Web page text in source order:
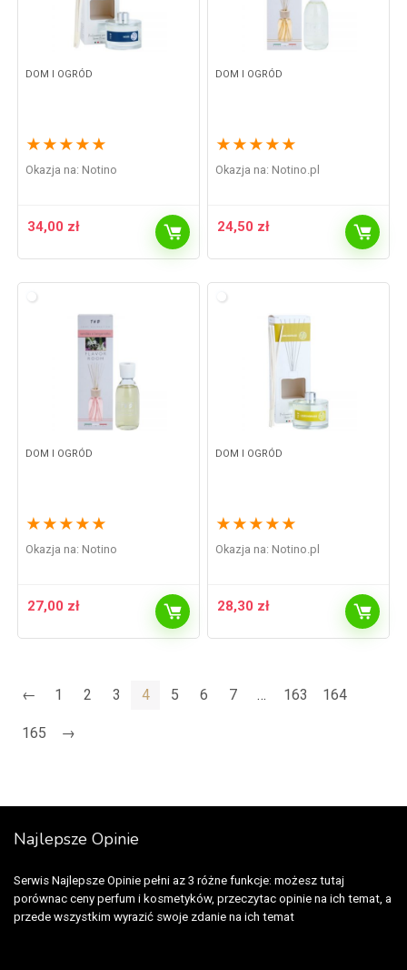
DOM I OGRÓD
★ ★ ★ ★ ★
Okazja na: Notino
34,00 zł
DOM I OGRÓD
★ ★ ★ ★ ★
Okazja na: notino.pl
24,50 zł
DOM I OGRÓD
★ ★ ★ ★ ★
Okazja na: Notino
27,00 zł
DOM I OGRÓD
★ ★ ★ ★ ★
Okazja na: notino.pl
28,30 zł
← 1 2 3 4 5 6 7 … 163 164
165 →
Najlepsze Opinie
Serwis Najlepsze Opinie pełni az 3 różne funkcje: możesz tutaj
porównac ceny perfum i kosmetyków, przeczytac opinie na ich temat, a
przede wszystkim wyrazić swoje zdanie na ich temat